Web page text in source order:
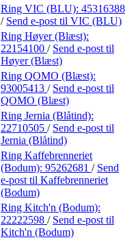
Ring VIC (BLU): 45316388
/ Send e-post til VIC (BLU)
Ring Høyer (Blæst):
22154100 / Send e-post til
Høyer (Blæst)
Ring QOMO (Blæst):
93005413 / Send e-post til
QOMO (Blæst)
Ring Jernia (Blåtind):
22710505 / Send e-post til
Jernia (Blåtind)
Ring Kaffebrenneriet
(Bodum): 95262681 / Send
e-post til Kaffebrenneriet
(Bodum)
Ring Kitch'n (Bodum):
22222598 / Send e-post til
Kitch'n (Bodum)